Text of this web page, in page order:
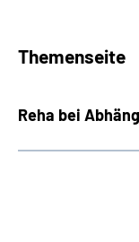
Themenseite
Reha bei